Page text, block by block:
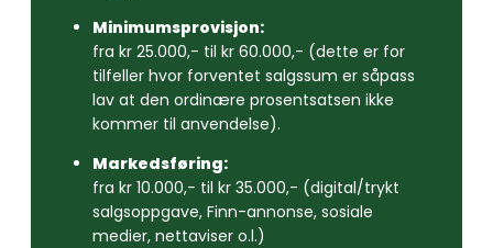
Minimumsprovisjon:
fra kr 25.000,- til kr 60.000,- (dette er for
tilfeller hvor forventet salgssum er såpass
lav at den ordinære prosentsatsen ikke
kommer til anvendelse).
Markedsføring:
fra kr 10.000,- til kr 35.000,- (digital/trykt
salgsoppgave, Finn-annonse, sosiale
medier, nettaviser o.l.)